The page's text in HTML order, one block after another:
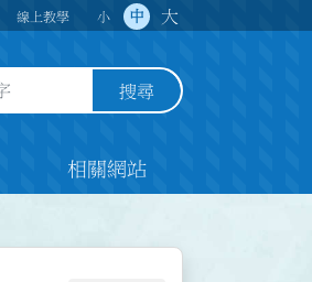
線上教學 小 中 大
搜尋
相關網站